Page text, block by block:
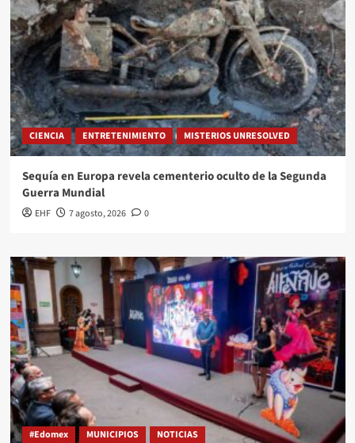
CIENCIA ENTRETENIMIENTO MISTERIOS UNRESOLVED
Sequía en Europa revela cementerio oculto de la Segunda
Guerra Mundial
EHF 7 agosto, 2026 0
#Edomex MUNICIPIOS NOTICIAS